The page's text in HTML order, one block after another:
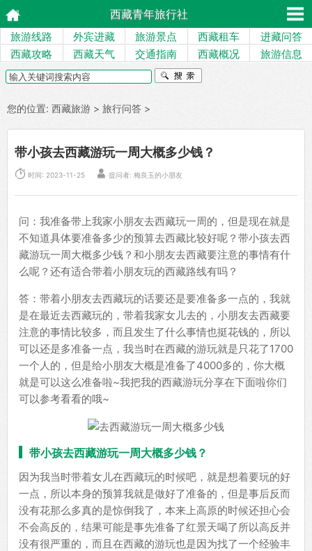
西藏青年旅行社
旅游线路 外宾进藏 旅游景点 西藏租车
进藏问答
西藏攻略
西藏天气 交通指南 西藏概况 旅游信息
您的位置: 西藏旅游 > 旅行问答 >
带小孩去西藏游玩一周大概多少钱？
 时间: 2023-11-25  提问者: 梅良玉的小朋友
问：我准备带上我家小朋友去西藏玩一周的，但是现在就是
不知道具体要准备多少的预算去西藏比较好呢？带小孩去西
藏游玩一周大概多少钱？和小朋友去西藏要注意的事情有什
么呢？还有适合带着小朋友玩的西藏路线有吗？
答：带着小朋友去西藏玩的话要还是要准备多一点的，我就
是在最近去西藏玩的，带着我家女儿去的，小朋友去西藏要
注意的事情比较多，而且发生了什么事情也挺花钱的，所以
可以还是多准备一点，我当时在西藏的游玩就是只花了1700
一个人的，但是给小朋友大概是准备了4000多的，你大概
就是可以这么准备啦~我把我的西藏游玩分享在下面啦你们
可以参考看看的哦~
带小孩去西藏游玩一周大概多少钱？
因为我当时带着女儿在西藏玩的时候吧，就是想着要玩的好
一点，所以本身的预算我就是做好了准备的，但是事后反而
没有花那么多真的是惊倒我了，本来上高原的时候还担心会
不会高反的，结果可能是事先准备了红景天喝了所以高反并
没有很严重的，而且在西藏的游玩也是因为找了一个经验丰